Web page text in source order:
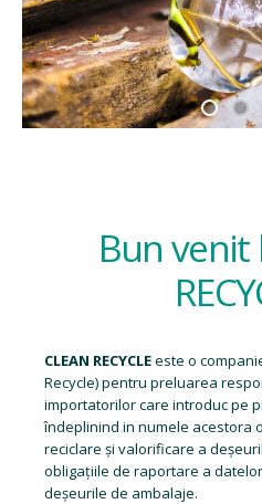
Bun venit
CLEAN RECYCLEeste o
Recycle) pentru preluarea
importatorilor care introduc pe
îndeplinind in numele acestora
reciclare și valorificare a
obligațiile de raportare a
deșeurile de ambalaje.